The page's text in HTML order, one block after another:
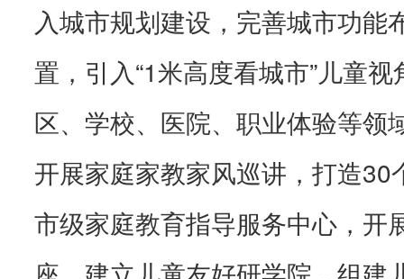
入城市规划建设，完善城市功能
置，引入“1米高度看城市”儿童
区、学校、医院、职业体验等领
开展家庭家教家风巡讲，打造
市级家庭教育指导服务中心，开